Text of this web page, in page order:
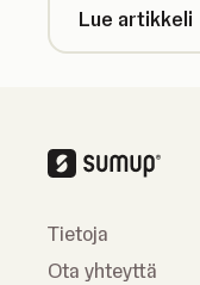
Lue artikkeli
Tietoja
Ota yhteyttä